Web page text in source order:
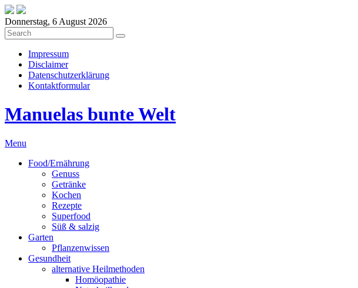
Donnerstag, 6 August 2026
Impressum
Disclaimer
Datenschutzerklärung
Kontaktformular
Manuelas bunte Welt
Menu
Food/Ernährung
Genuss
Getränke
Kochen
Rezepte
Superfood
Süß & salzig
Garten
Pflanzenwissen
Gesundheit
alternative Heilmethoden
Homöopathie